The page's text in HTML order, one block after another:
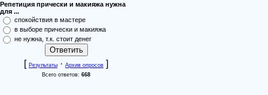
Репетиция прически и макияжа нужна
для ...
спокойствия в мастере
в выборе прически и макияжа
не нужна, т.к. стоит денег
[ Результаты · Архив опросов ]
Всего ответов: 668